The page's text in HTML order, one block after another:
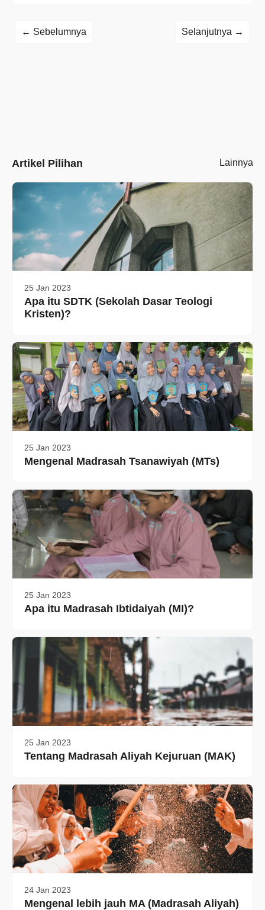
← Sebelumnya Selanjutnya →
Artikel Pilihan Lainnya
25 Jan 2023
Apa itu SDTK (Sekolah Dasar Teologi
Kristen)?
25 Jan 2023
Mengenal Madrasah Tsanawiyah (MTs)
25 Jan 2023
Apa itu Madrasah Ibtidaiyah (MI)?
25 Jan 2023
Tentang Madrasah Aliyah Kejuruan (MAK)
24 Jan 2023
Mengenal lebih jauh MA (Madrasah Aliyah)